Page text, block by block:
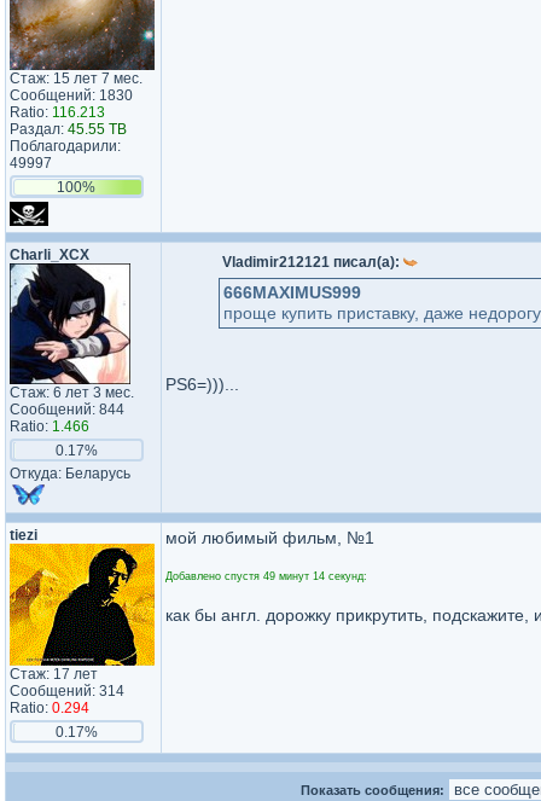
Стаж: 15 лет 7 мес.
Сообщений: 1830
Ratio: 116.213
Раздал: 45.55 TB
Поблагодарили:
49997
100%
Charli_XCX
Стаж: 6 лет 3 мес.
Сообщений: 844
Ratio: 1.466
0.17%
Откуда: Беларусь
Vladimir212121 писал(а):
666MAXIMUS999
проще купить приставку, даже
PS6=)))...
tiezi
Стаж: 17 лет
Сообщений: 314
Ratio: 0.294
0.17%
мой любимый фильм, №1
Добавлено спустя 49 минут 14 секунд:
как бы англ. дорожку прикрутить, подскажите,
Показать сообщения: